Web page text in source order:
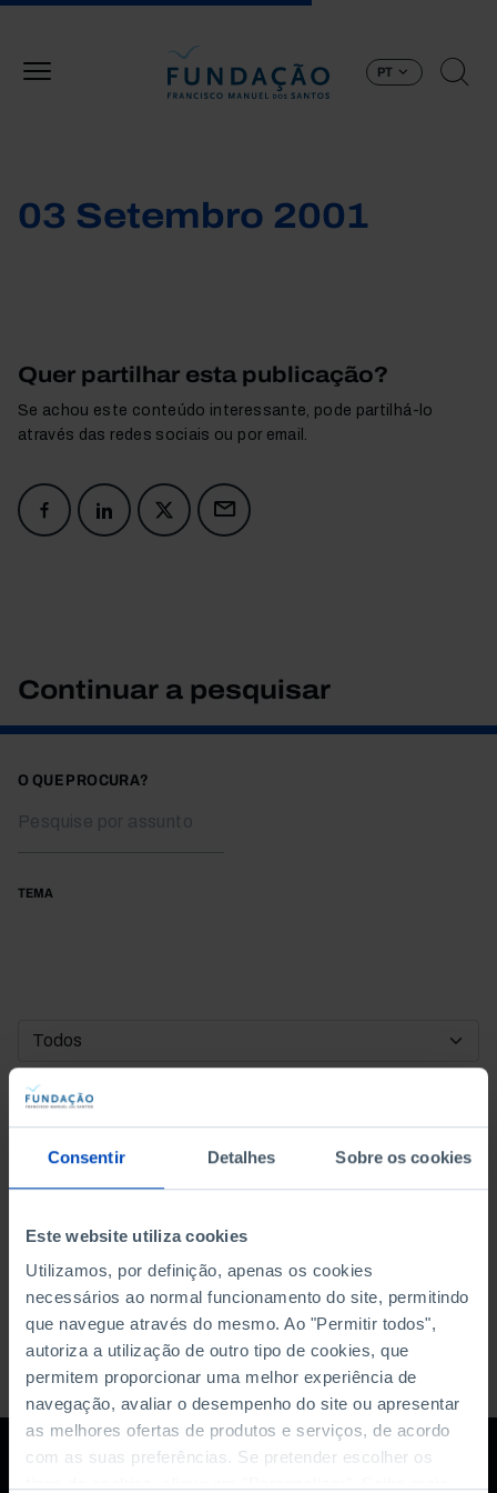
Consentir Detalhes Sobre os cookies
Este website utiliza cookies
Utilizamos, por definição, apenas os cookies
necessários ao normal funcionamento do site, permitindo
que navegue através do mesmo. Ao "Permitir todos",
autoriza a utilização de outro tipo de cookies, que
permitem proporcionar uma melhor experiência de
navegação, avaliar o desempenho do site ou apresentar
as melhores ofertas de produtos e serviços, de acordo
com as suas preferências. Se pretender escolher os
PT
03 Setembro 2001
Quer partilhar esta publicação?
Se achou este conteúdo interessante, pode partilhá-lo
através das redes sociais ou por email.
Continuar a pesquisar
O QUE PROCURA?
TEMA
DATA DE INÍCIO
DATA DE FIM